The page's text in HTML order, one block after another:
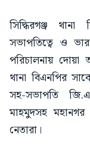
সিদ্ধিরগঞ্জ
সভাপতিত্বে ও
পরিচালনায় দোয়া
থানা বিএনপির
সহ-সভাপতি
মাহমুদসহ
নেতারা।